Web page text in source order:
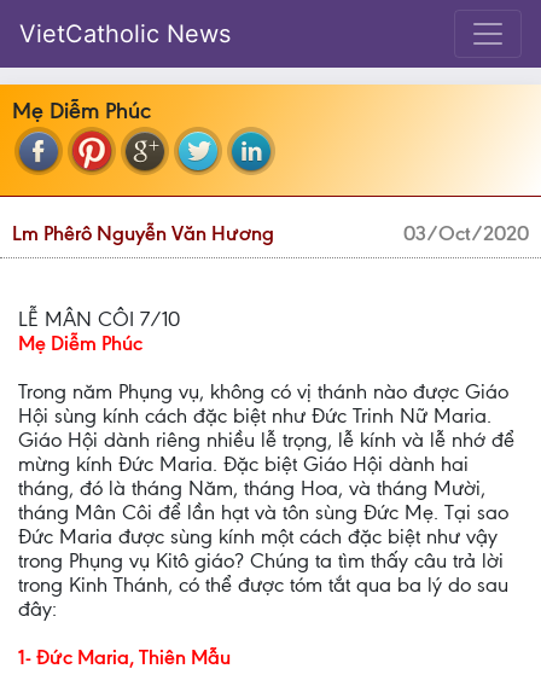
VietCatholic News
Mẹ Diễm Phúc
Lm Phêrô Nguyễn Văn Hương 03/Oct/2020
LỄ MÂN CÔI 7/10
Mẹ Diễm Phúc
Trong năm Phụng vụ, không có vị thánh nào được Giáo
Hội sùng kính cách đặc biệt như Đức Trinh Nữ Maria.
Giáo Hội dành riêng nhiều lễ trọng, lễ kính và lễ nhớ để
mừng kính Đức Maria. Đặc biệt Giáo Hội dành hai
tháng, đó là tháng Năm, tháng Hoa, và tháng Mười,
tháng Mân Côi để lần hạt và tôn sùng Đức Mẹ. Tại sao
Đức Maria được sùng kính một cách đặc biệt như vậy
trong Phụng vụ Kitô giáo? Chúng ta tìm thấy câu trả lời
trong Kinh Thánh, có thể được tóm tắt qua ba lý do sau
đây:
1- Đức Maria, Thiên Mẫu